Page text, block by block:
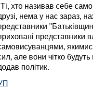
хто називав себе
нема у нас зараз,
представники
але вони чітко
політик.